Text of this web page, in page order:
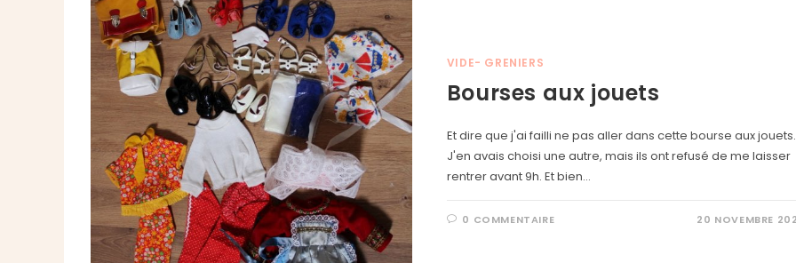
VIDE- GRENIERS
Bourses aux jouets
Et dire que j'ai failli ne pas aller dans cette bourse aux jouets.
J'en avais choisi une autre, mais ils ont refusé de me laisser
rentrer avant 9h. Et bien…
0 COMMENTAIRE 20 NOVEMBRE